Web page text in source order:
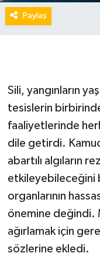
Paylaş
Sili, yangınların
tesislerin
faaliyetlerinde
dile getirdi.
abartılı algıların
etkileyebileceğini
organlarının
önemine değindi.
ağırlamak için
sözlerine ekledi.